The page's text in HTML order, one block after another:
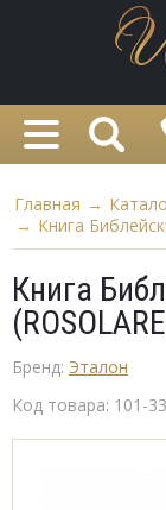
Главная →
→ Книга
Книга
Бренд: Эталон
Код товара: 101-